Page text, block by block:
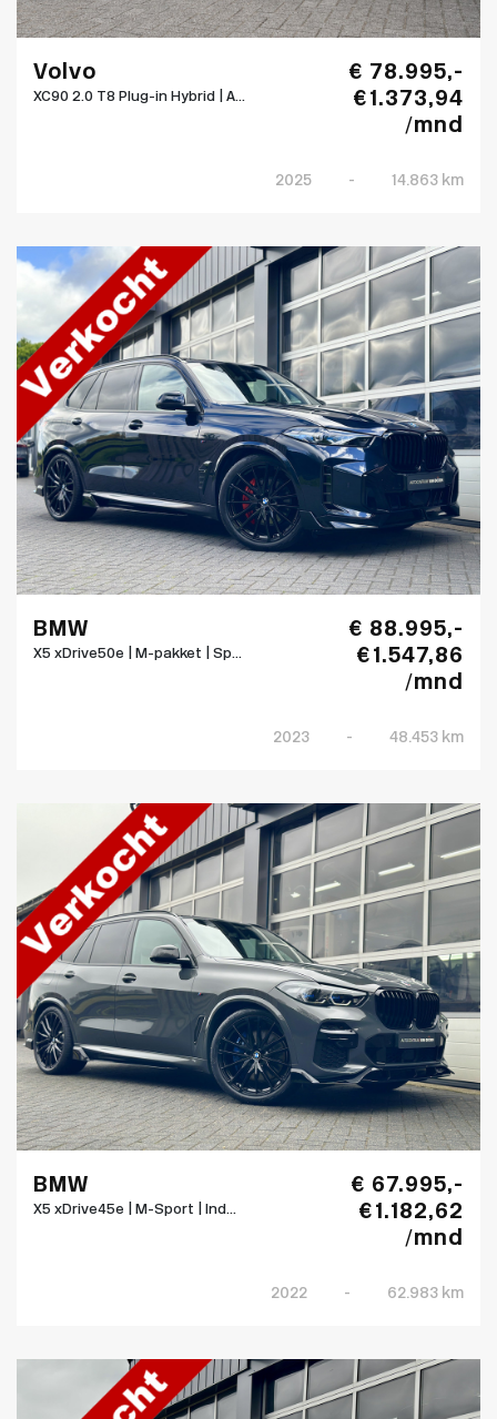
Volvo
XC90 2.0 T8 Plug-in Hybrid | A...
€ 78.995,-
€ 1.373,94
/mnd
2025 - 14.863 km
BMW
X5 xDrive50e | M-pakket | Sp...
€ 88.995,-
€ 1.547,86
/mnd
2023 - 48.453 km
BMW
X5 xDrive45e | M-Sport | Ind...
€ 67.995,-
€ 1.182,62
/mnd
2022 - 62.983 km